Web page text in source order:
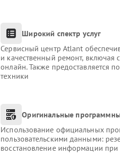
Широкий спектр услуг
Сервисный центр Atlant
и качественный ремонт, включая
онлайн. Также предоставляется
техники
Оригинальные
Использование официальных
пользовательскими данными:
восстановление информации